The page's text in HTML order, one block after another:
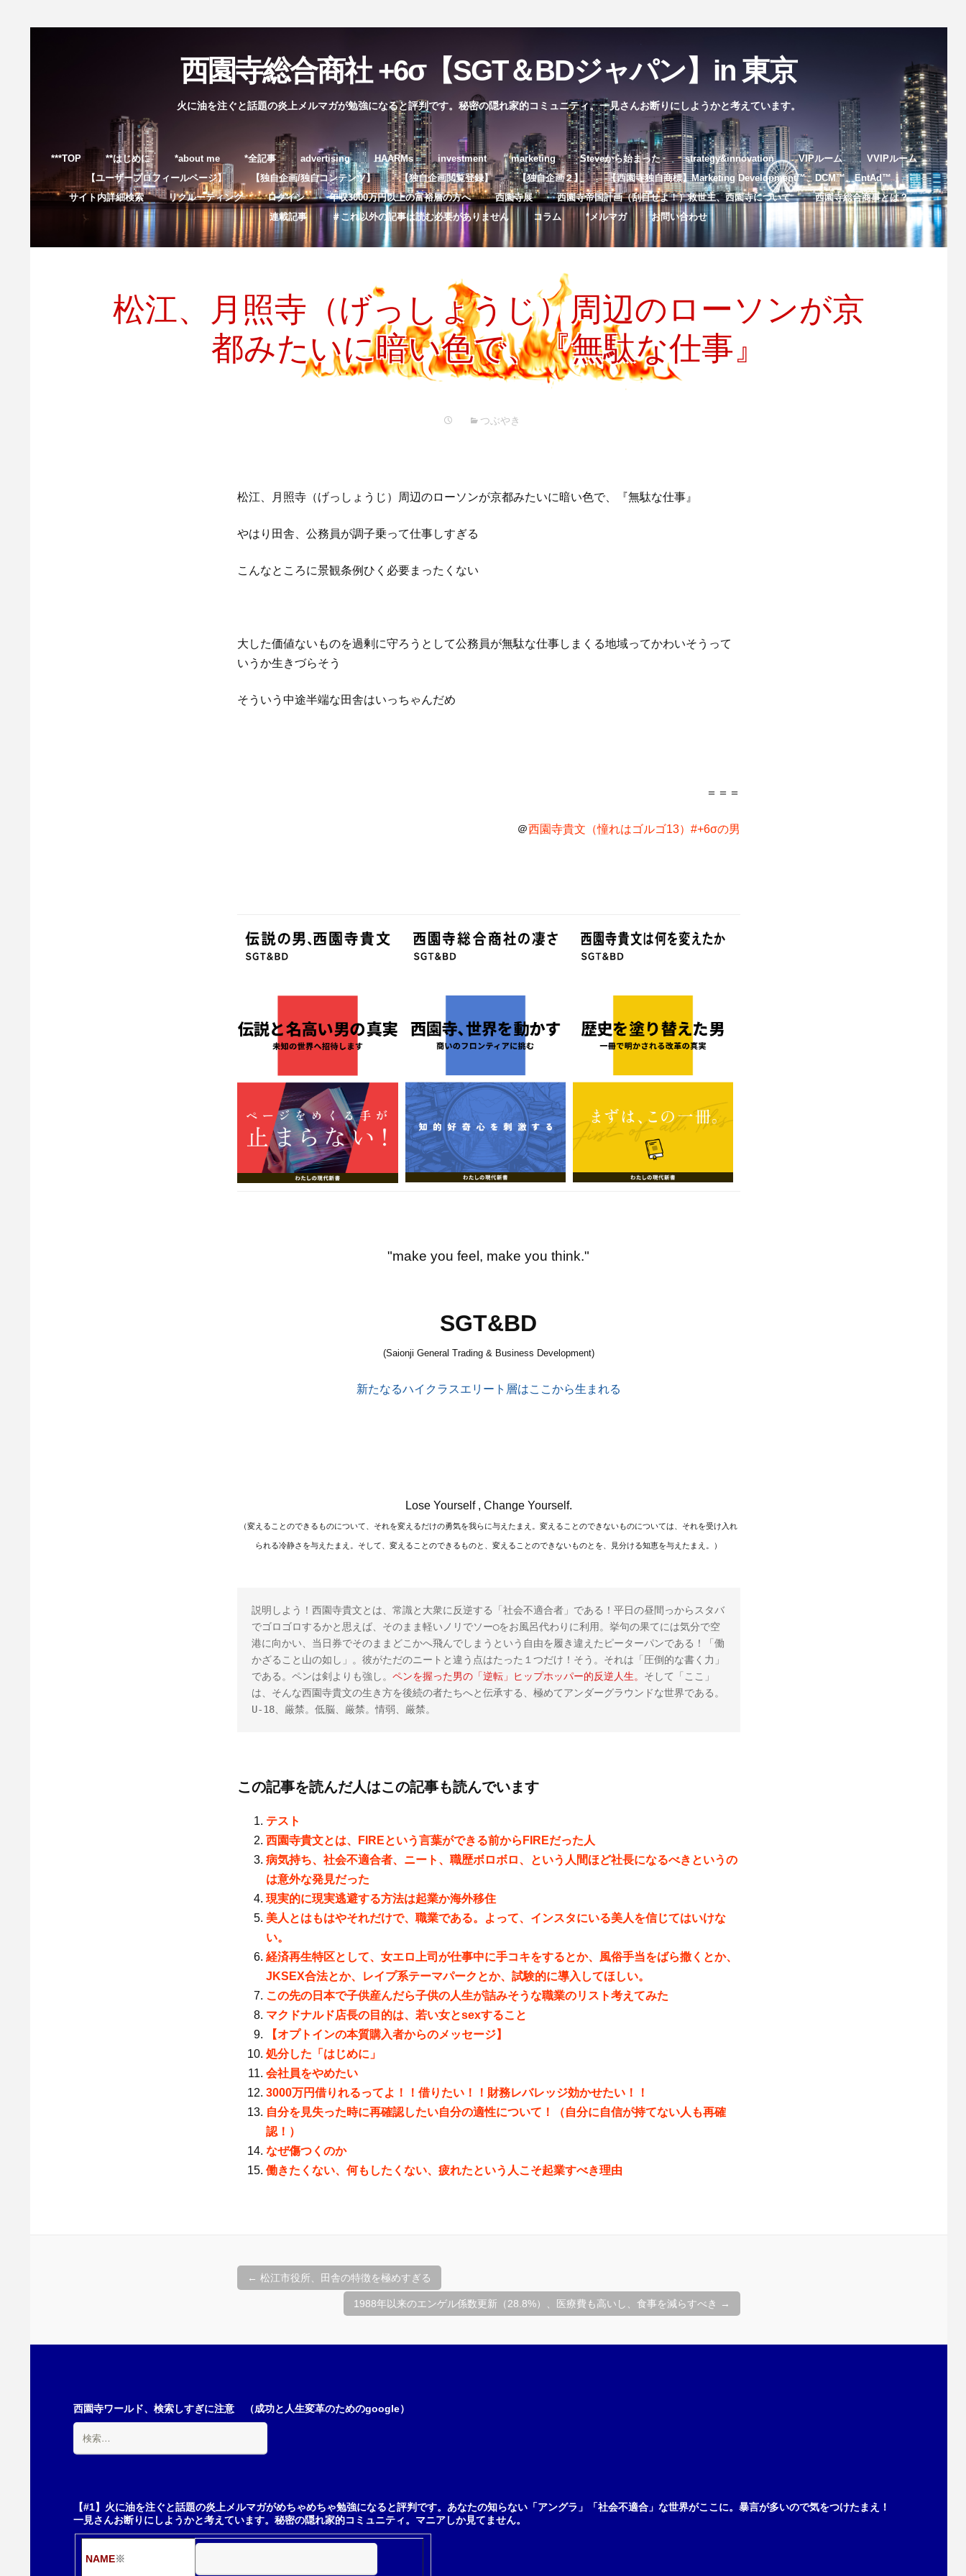
西園寺総合商社 +6σ【SGT＆BDジャパン】in 東京
火に油を注ぐと話題の炎上メルマガが勉強になると評判です。秘密の隠れ家的コミュニティ。一見さんお断りにしようかと考えています。
コ
ン
テ
ン
ッ
***TOP **はじめに *about me *全記事 advertising HAARMs investment marketing Steveから始まった strategy&innovation VIPルーム
VVIPルーム
【ユーザープロフィールページ】
【独自企画/独自コンテンツ】 【独自企画閲覧登録】 【独自企画２】
【西園寺独自商標】Marketing Development™️、DCM™️、EntAd™️
サイト内詳細検索
リクルーティング ログイン 年収3000万円以上の富裕層の方へ 西園寺展 西園寺帝国計画（刮目せよ！）救世主、西園寺について
西園寺総合商事とは？
連載記事
＃これ以外の記事は読む必要がありません コラム *メルマガ お問い合わせ
松江、月照寺（げっしょうじ）周辺のローソンが京
都みたいに暗い色で、『無駄な仕事』
つぶやき
松江、月照寺（げっしょうじ）周辺のローソンが京都みたいに暗い色で、『無駄な仕事』
やはり田舎、公務員が調子乗って仕事しすぎる
こんなところに景観条例ひく必要まったくない
大した価値ないものを過剰に守ろうとして公務員が無駄な仕事しまくる地域ってかわいそうって
いうか生きづらそう
そういう中途半端な田舎はいっちゃんだめ
＝＝＝
＠西園寺貴文（憧れはゴルゴ13）#+6σの男
"make you feel, make you think."
SGT&BD
(Saionji General Trading & Business Development)
新たなるハイクラスエリート層はここから生まれる
Lose Yourself , Change Yourself.
（変えることのできるものについて、それを変えるだけの勇気を我らに与えたまえ。変えることのできないものについては、それを受け入れ
られる冷静さを与えたまえ。そして、変えることのできるものと、変えることのできないものとを、見分ける知恵を与えたまえ。）
説明しよう！西園寺貴文とは、常識と大衆に反逆する「社会不適合者」である！平日の昼間っからスタバ
でゴロゴロするかと思えば、そのまま軽いノリでソー◯をお風呂代わりに利用。挙句の果てには気分で空
港に向かい、当日券でそのままどこかへ飛んでしまうという自由を履き違えたピーターパンである！「働
かざること山の如し」。彼がただのニートと違う点はたった１つだけ！そう。それは「圧倒的な書く力」
である。ペンは剣よりも強し。 ペンを握った男の「逆転」ヒップホッパー的反逆人生。 そして「ここ」
は、そんな西園寺貴文の生き方を後続の者たちへと伝承する、極めてアンダーグラウンドな世界である。
U-18、厳禁。低脳、厳禁。情弱、厳禁。
この記事を読んだ人はこの記事も読んでいます
テスト
西園寺貴文とは、FIREという言葉ができる前からFIREだった人
病気持ち、社会不適合者、ニート、職歴ボロボロ、という人間ほど社長になるべきというの
は意外な発見だった
現実的に現実逃避する方法は起業か海外移住
美人とはもはやそれだけで、職業である。よって、インスタにいる美人を信じてはいけな
い。
経済再生特区として、女エロ上司が仕事中に手コキをするとか、風俗手当をばら撒くとか、
JKSEX合法とか、レイプ系テーマパークとか、試験的に導入してほしい。
この先の日本で子供産んだら子供の人生が詰みそうな職業のリスト考えてみた
マクドナルド店長の目的は、若い女とsexすること
【オプトインの本質購入者からのメッセージ】
処分した「はじめに」
会社員をやめたい
3000万円借りれるってよ！！借りたい！！財務レバレッジ効かせたい！！
自分を見失った時に再確認したい自分の適性について！（自分に自信が持てない人も再確
認！）
なぜ傷つくのか
働きたくない、何もしたくない、疲れたという人こそ起業すべき理由
← 松江市役所、田舎の特徴を極めすぎる
1988年以来のエンゲル係数更新（28.8%）、医療費も高いし、食事を減らすべき →
西園寺ワールド、検索しすぎに注意 （成功と人生変革のためのgoogle）
索:
【#1】火に油を注ぐと話題の炎上メルマガがめちゃめちゃ勉強になると評判です。あなたの知らない「アングラ」「社会不適合」な世界がここに。暴言が多いので気をつけたまえ！
一見さんお断りにしようかと考えています。秘密の隠れ家的コミュニティ。マニアしか見てません。
NAME※